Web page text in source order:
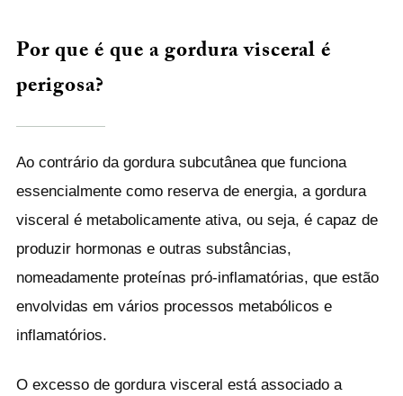
Por que é que a gordura visceral é
perigosa?
Ao contrário da gordura subcutânea que funciona
essencialmente como reserva de energia, a gordura
visceral é metabolicamente ativa, ou seja, é capaz de
produzir hormonas e outras substâncias,
nomeadamente proteínas pró-inflamatórias, que estão
envolvidas em vários processos metabólicos e
inflamatórios.
O excesso de gordura visceral está associado a